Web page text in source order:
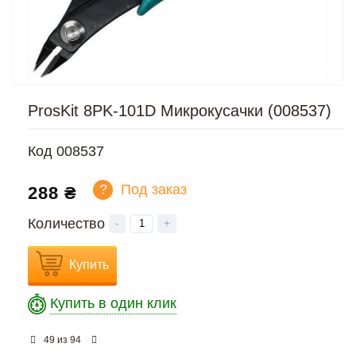
ProsKit 8PK-101D Микрокусачки (008537)
Код 008537
288 ₴ ? Под заказ
Количество - +
Купить
Купить в один клик
49 из 94